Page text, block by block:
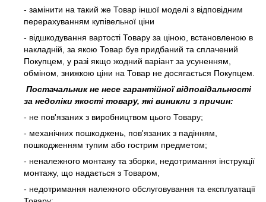
- замінити на такий же Товар іншої моделі з відповідним
перерахуванням купівельної ціни
- відшкодування вартості Товару за ціною, встановленою в
накладній, за якою Товар був придбаний та сплачений
Покупцем, у разі якщо жодний варіант за усуненням,
обміном, знижкою ціни на Товар не досягається Покупцем.
Постачальник не несе гарантійної відповідальності
за недоліки якості товару, які виникли з причин:
- не пов'язаних з виробництвом цього Товару;
- механічних пошкоджень, пов'язаних з падінням,
пошкодженням тупим або гострим предметом;
- неналежного монтажу та зборки, недотримання інструкції
монтажу, що надається з Товаром,
- недотримання належного обслуговування та експлуатації